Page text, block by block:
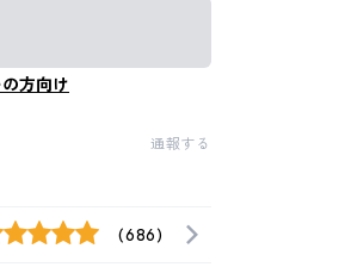
方向け
通報する
(686)